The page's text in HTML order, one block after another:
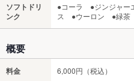
ソフトドリ
ンク
●コーラ ●ジンジャ
ス ●ウーロン ●緑茶
概要
料金 6,000円（税込）